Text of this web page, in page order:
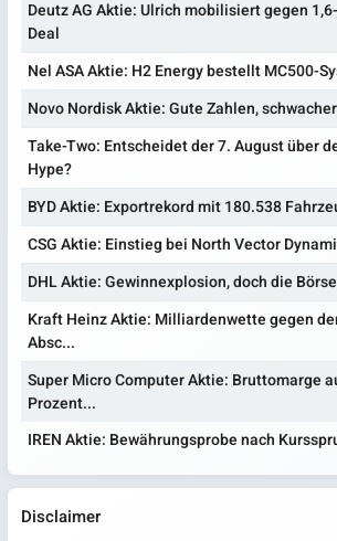
Deutz AG Aktie: Ulrich mobilisiert gegen
Deal
Nel ASA Aktie: H2 Energy bestellt MC500-
Novo Nordisk Aktie: Gute Zahlen,
Take-Two: Entscheidet der 7. August über
Hype?
BYD Aktie: Exportrekord mit 180.538
CSG Aktie: Einstieg bei North Vector
DHL Aktie: Gewinnexplosion, doch die
Kraft Heinz Aktie: Milliardenwette gegen
Absc...
Super Micro Computer Aktie: Bruttomarge
Prozent...
IREN Aktie: Bewährungsprobe nach
Disclaimer